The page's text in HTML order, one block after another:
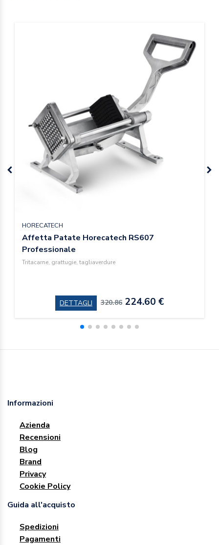
HORECATECH
Affetta Patate Horecatech RS607
Professionale
Tritacarne, grattugie, tagliaverdure
DETTAGLI 320.86 224.60 €
Informazioni
Azienda
Recensioni
Blog
Brand
Privacy
Cookie Policy
Guida all'acquisto
Spedizioni
Pagamenti